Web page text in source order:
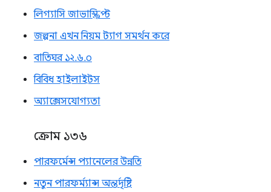
লিগ্যাসি জাভাস্ক্রিপ্ট
জল্পনা এখন নিয়ম ট্যাগ সমর্থন করে
বাতিঘর ১২.৬.০
বিবিধ হাইলাইটস
অ্যাক্সেসযোগ্যতা
ক্রোম ১৩৬
পারফর্মেন্স প্যানেলের উন্নতি
নতুন পারফর্ম্যান্স অন্তর্দৃষ্টি